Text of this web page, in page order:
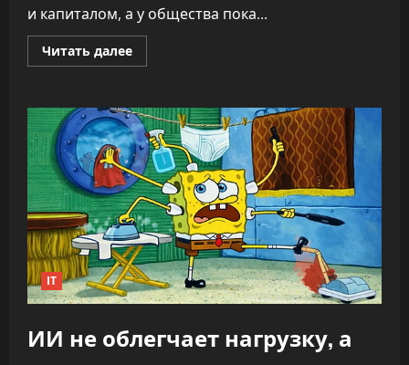
и капиталом, а у общества пока...
Читать далееПрочитать
больше
знает,
что
делать»:
CEO
OpenAI
заявил,
что
ИИ
переписывает
правила
капитализма
IT
ИИ не облегчает нагрузку, а